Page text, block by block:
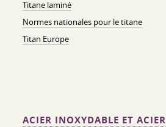
Titane laminé
Normes nationales pour le titane
Titan Europe
ACIER INOXYDABLE ET